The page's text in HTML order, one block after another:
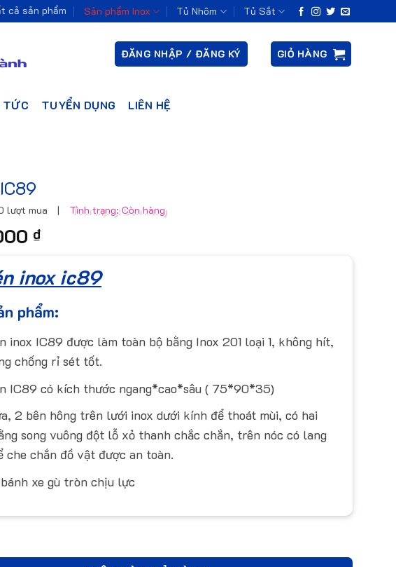
cả sản phẩm Sản phẩm Inox Tủ Nhôm Tủ Sắt
ĐĂNG NHẬP / ĐĂNG KÝ GIỎ HÀNG
TỨC TUYỂN DỤNG LIÊN HỆ
lượt mua | Tình trạng: Còn hàng
₫
inox ic89
phẩm:
inox IC89 được làm toàn bộ bằng Inox 201 loại 1, không hít,
chống rỉ sét tốt.
IC89 có kích thước ngang*cao*sâu ( 75*90*35)
2 bên hông trên lưới inox dưới kính để thoát mùi, có hai
song vuông đột lỗ xỏ thanh chắc chắn, trên nóc có lang
che chắn đồ vật được an toàn.
xe gù tròn chịu lực